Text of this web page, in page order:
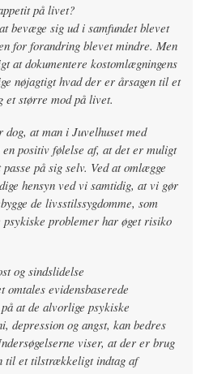
på livet?
bevæge sig ud i samfundet blevet
for forandring blevet mindre. Men
at dokumentere kostomlægningens
nøjagtigt hvad der er årsagen til et
et større mod på livet.
dog, at man i Juvelhuset med
positiv følelse af, at det er muligt
på sig selv. Ved at omlægge
hensyn ved vi samtidig, at vi gør
de livsstilssygdomme, som
problemer har øget risiko
og sindslidelse
evidensbaserede
at de alvorlige psykiske
depression og angst, kan bedres
viser, at der er brug
til et tilstrækkeligt indtag af